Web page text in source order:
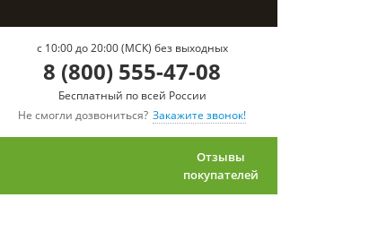
c 10:00 до 20:00 (МСК) без выходных
8 (800) 555-47-08
Бесплатный по всей России
Не смогли дозвониться? Закажите звонок!
Отзывы
покупателей